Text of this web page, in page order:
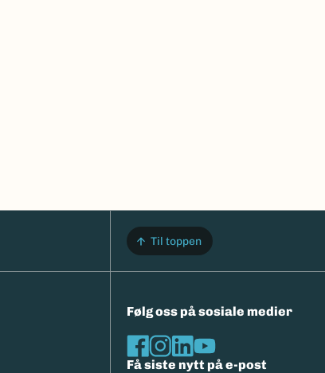
Til toppen
Følg oss på sosiale medier
Få siste nytt på e-post